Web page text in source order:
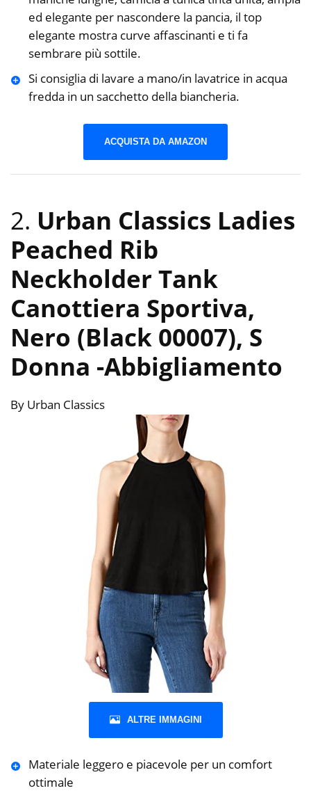
ed elegante per nascondere la pancia, il top
elegante mostra curve affascinanti e ti fa
sembrare più sottile.
Si consiglia di lavare a mano/in lavatrice in acqua
fredda in un sacchetto della biancheria.
ACQUISTA DA AMAZON
2. Urban Classics Ladies
Peached Rib
Neckholder Tank
Canottiera Sportiva,
Nero (Black 00007), S
Donna -Abbigliamento
By Urban Classics
ALTRE IMMAGINI
Materiale leggero e piacevole per un comfort
ottimale